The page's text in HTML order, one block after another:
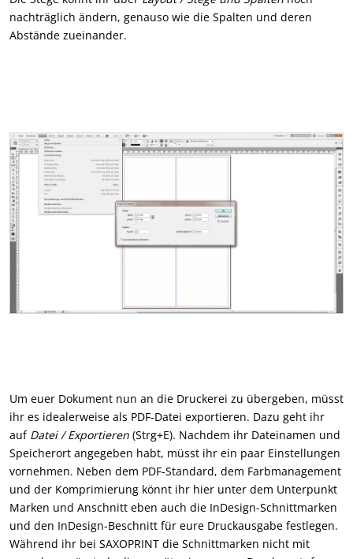
nachträglich ändern, genauso wie die Spalten und deren
Abstände zueinander.
Um euer Dokument nun an die Druckerei zu übergeben, müsst
ihr es idealerweise als PDF-Datei exportieren. Dazu geht ihr
auf Datei / Exportieren (Strg+E). Nachdem ihr Dateinamen und
Speicherort angegeben habt, müsst ihr ein paar Einstellungen
vornehmen. Neben dem PDF-Standard, dem Farbmanagement
und der Komprimierung könnt ihr hier unter dem Unterpunkt
Marken und Anschnitt eben auch die InDesign-Schnittmarken
und den InDesign-Beschnitt für eure Druckausgabe festlegen.
Während ihr bei SAXOPRINT die Schnittmarken nicht mit